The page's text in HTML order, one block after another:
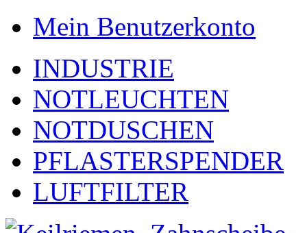
Mein Benutzerkonto
INDUSTRIE
NOTLEUCHTEN
NOTDUSCHEN
PFLASTERSPENDER
LUFTFILTER